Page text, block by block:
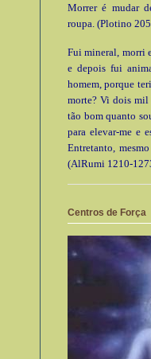
Morrer é mudar
roupa. (Plotino
Fui mineral, morri
e depois fui
homem, porque
morte? Vi dois mil
tão bom quanto
para elevar-me e
Entretanto,
(AlRumi 1210-
Centros de Força